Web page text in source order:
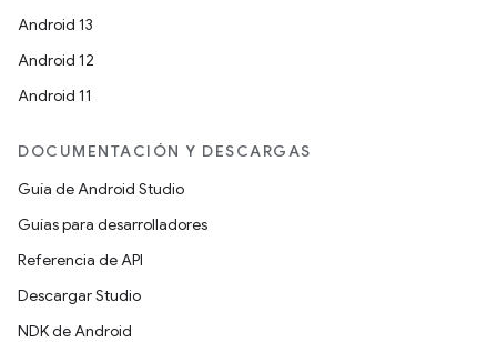
Android 13
Android 12
Android 11
DOCUMENTACIÓN Y DESCARGAS
Guía de Android Studio
Guías para desarrolladores
Referencia de API
Descargar Studio
NDK de Android